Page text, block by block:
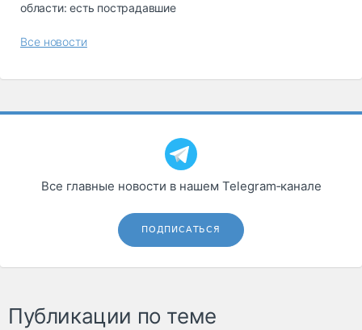
области: есть пострадавшие
Все новости
Все главные новости в нашем Telegram‑канале
ПОДПИСАТЬСЯ
Публикации по теме